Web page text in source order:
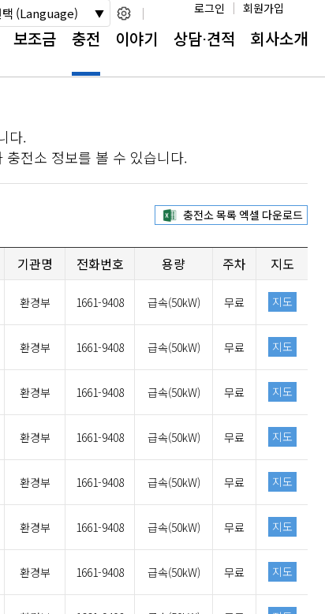
로그인 회원가입
택 (Language)
보조금 충전 이야기 상담⋅견적 회사소개
다.
전소 정보를 볼 수 있습니다.
기관명 전화번호 용량 주차 지도
환경부 1661-9408 급속(50kW) 무료 지도
환경부 1661-9408 급속(50kW) 무료 지도
환경부 1661-9408 급속(50kW) 무료 지도
환경부 1661-9408 급속(50kW) 무료 지도
환경부 1661-9408 급속(50kW) 무료 지도
환경부 1661-9408 급속(50kW) 무료 지도
환경부 1661-9408 급속(50kW) 무료 지도